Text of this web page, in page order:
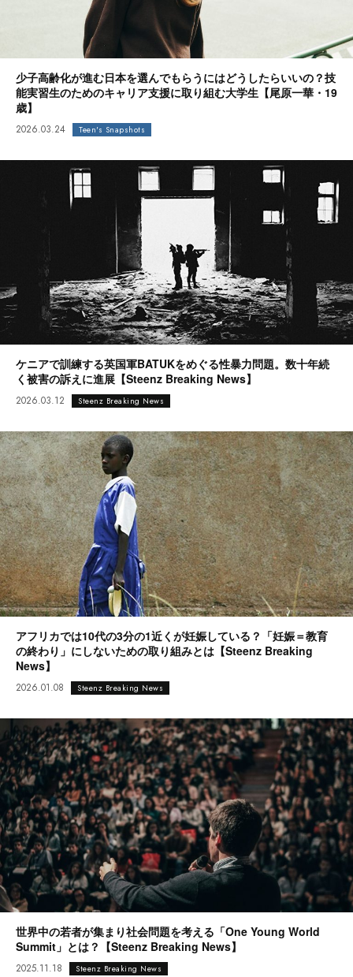
少子高齢化が進む日本を選んでもらうにはどうしたらいいの？技
能実習生のためのキャリア支援に取り組む大学生【尾原一華・19
歳】
2026.03.24 Teen's Snapshots
ケニアで訓練する英国軍BATUKをめぐる性暴力問題。数十年続
く被害の訴えに進展【Steenz Breaking News】
2026.03.12 Steenz Breaking News
アフリカでは10代の3分の1近くが妊娠している？「妊娠＝教育
の終わり」にしないための取り組みとは【Steenz Breaking
News】
2026.01.08 Steenz Breaking News
世界中の若者が集まり社会問題を考える「One Young World
Summit」とは？【Steenz Breaking News】
2025.11.18 Steenz Breaking News